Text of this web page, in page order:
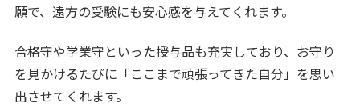
願で、遠方の受験にも安心感を与えてくれます。
合格守や学業守といった授与品も充実しており、お守り
を見かけるたびに「ここまで頑張ってきた自分」を思い
出させてくれます。